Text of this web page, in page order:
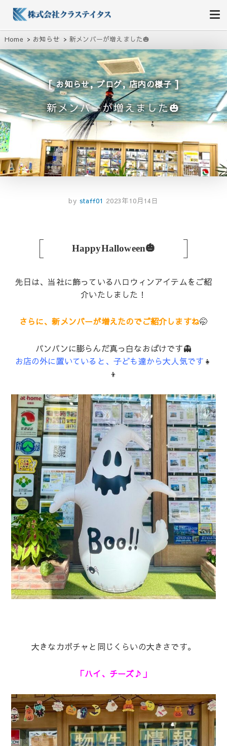
株式会社クラステイタス
地域のコミュニティーを大切にする企業
Home お知らせ 新メンバーが増えました🎃
お知らせ,ブログ,店内の様子
新メンバーが増えました🎃
by staff01 2023年10月14日
HappyHalloween🎃
先日は、当社に飾っているハロウィンアイテムをご紹
介いたしました！
さらに、新メンバーが増えたのでご紹介しますね🤭
パンパンに膨らんだ真っ白なおばけです👻
お店の外に置いていると、子ども達から大人気です 👧
👦
大きなカボチャと同じくらいの大きさです。
「ハイ、チーズ♪」